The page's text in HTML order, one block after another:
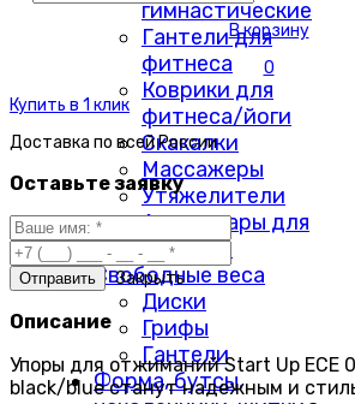
гимнастические
Гантели для
фитнеса
Коврики для
фитнеса/йоги
Скакалки
Массажеры
Утяжелители
Аксессуары для
фитнеса
Свободные веса
Диски
Грифы
Гантели
Форма, бутсы,
В корзину
0
Купить в 1 клик
Доставка по всей России
Оставьте заявку
Закрыть
Описание
Упоры для отжиманий Start Up ECE
black/blue станут надежным и